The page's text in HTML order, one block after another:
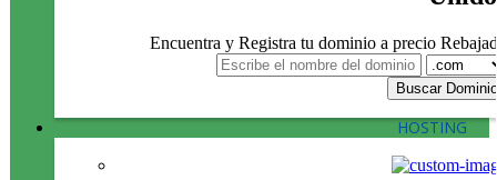
Encuentra y Registra tu dominio a precio
HOSTING